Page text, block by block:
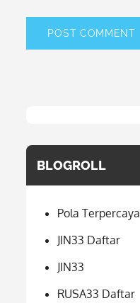
BLOGROLL
Pola Terpercaya
JIN33 Daftar
JIN33
RUSA33 Daftar